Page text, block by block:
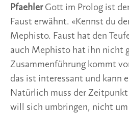
Pfaehler Gott im Prolog ist
Faust erwähnt. «Kennst du
Mephisto. Faust hat den
auch Mephisto hat ihn nicht
Zusammenführung kommt
das ist interessant und kann
Natürlich muss der
will sich umbringen, nicht um